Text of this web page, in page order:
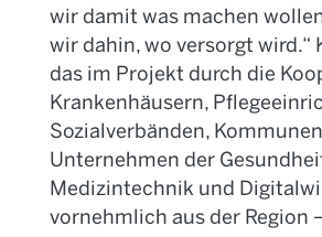
wir damit was machen
wir dahin, wo versorgt wird.“
das im Projekt durch die
Krankenhäusern,
Sozialverbänden,
Unternehmen der
Medizintechnik und
vornehmlich aus der Region